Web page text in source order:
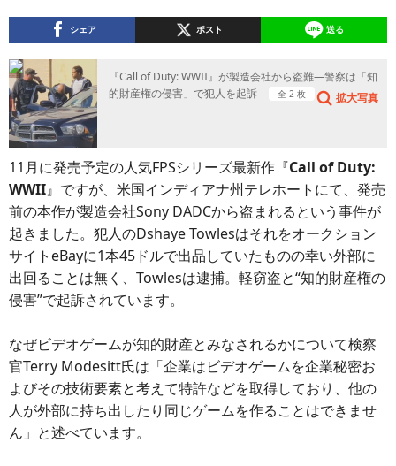
シェア ポスト 送る
『Call of Duty: WWII』が製造会社から盗難―警察は「知
的財産権の侵害」で犯人を起訴
全 2 枚 拡大写真
11月に発売予定の人気FPSシリーズ最新作『Call of Duty:
WWII』ですが、米国インディアナ州テレホートにて、発売
前の本作が製造会社Sony DADCから盗まれるという事件が
起きました。犯人のDshaye Towlesはそれをオークション
サイトeBayに1本45ドルで出品していたものの幸い外部に
出回ることは無く、Towlesは逮捕。軽窃盗と“知的財産権の
侵害”で起訴されています。
なぜビデオゲームが知的財産とみなされるかについて検察
官Terry Modesitt氏は「企業はビデオゲームを企業秘密お
よびその技術要素と考えて特許などを取得しており、他の
人が外部に持ち出したり同じゲームを作ることはできませ
ん」と述べています。